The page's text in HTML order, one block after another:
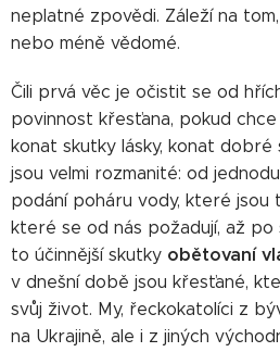
neplatné zpovědi. Záleží na
nebo méně vědomé.
Čili prvá věc je očistit se od
povinnost křesťana, pokud
konat skutky lásky, konat dobré
jsou velmi rozmanité: od
podání poháru vody, které jsou
které se od nás požadují, až
to účinnější skutky obětovaní
v dnešní době jsou křesťané,
svůj život. My, řeckokatolíci z
na Ukrajině, ale i z jiných